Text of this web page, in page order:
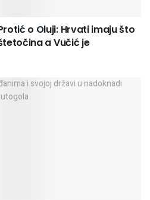
o Oluji: Hrvati imaju što
a Vučić je